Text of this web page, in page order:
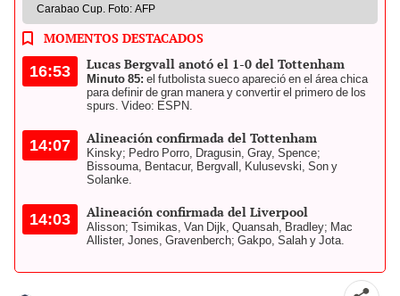
Carabao Cup. Foto: AFP
MOMENTOS DESTACADOS
16:53 Lucas Bergvall anotó el 1-0 del Tottenham
Minuto 85: el futbolista sueco apareció en el área chica
para definir de gran manera y convertir el primero de los
spurs. Video: ESPN.
14:07 Alineación confirmada del Tottenham
Kinsky; Pedro Porro, Dragusin, Gray, Spence;
Bissouma, Bentacur, Bergvall, Kulusevski, Son y
Solanke.
14:03 Alineación confirmada del Liverpool
Alisson; Tsimikas, Van Dijk, Quansah, Bradley; Mac
Allister, Jones, Gravenberch; Gakpo, Salah y Jota.